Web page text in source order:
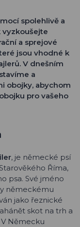
spolehlivě a
vyzkoušejte
a sprejové
jsou vhodné k
V dnešním
a
obojky, abychom
pro vašeho
, je německé psí
Říma,
psa. Své jméno
německému
jako řeznické
skot na trh a
Německu